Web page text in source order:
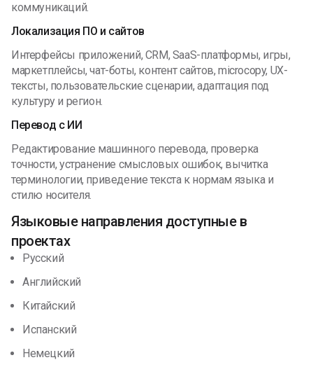
коммуникаций.
Локализация ПО и сайтов
Интерфейсы приложений, CRM, SaaS-платформы, игры,
маркетплейсы, чат-боты, контент сайтов, microcopy, UX-
тексты, пользовательские сценарии, адаптация под
культуру и регион.
Перевод с ИИ
Редактирование машинного перевода, проверка
точности, устранение смысловых ошибок, вычитка
терминологии, приведение текста к нормам языка и
стилю носителя.
Языковые направления доступные в
проектах
Русский
Английский
Китайский
Испанский
Немецкий